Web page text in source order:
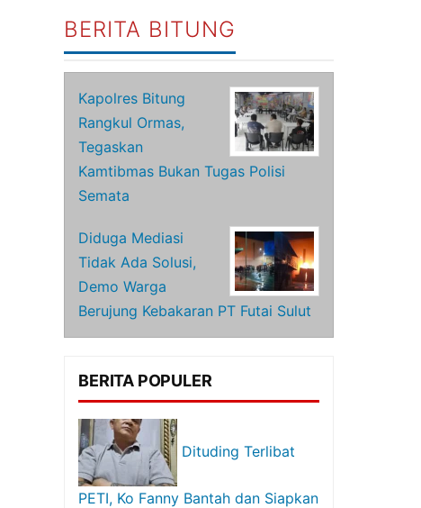
BERITA BITUNG
Kapolres Bitung
Rangkul Ormas,
Tegaskan
Kamtibmas Bukan Tugas Polisi
Semata
Diduga Mediasi
Tidak Ada Solusi,
Demo Warga
Berujung Kebakaran PT Futai Sulut
BERITA POPULER
Dituding Terlibat
PETI, Ko Fanny Bantah dan Siapkan